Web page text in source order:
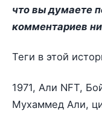
что вы думаете
комментариев
Теги в этой
1971, Али NFT,
Мухаммед Али,